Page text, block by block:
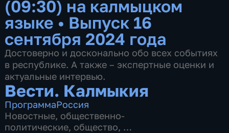
(09:30) на калмыцком
языке• Выпуск 16
сентября 2024 года
Достоверно и досконально обо всех событиях
в республике. А также – экспертные оценки и
актуальные интервью.
Вести. Калмыкия
ПрограммаРоссия
Новостные, общественно-
политические, общество,